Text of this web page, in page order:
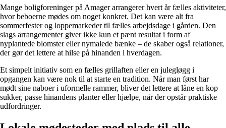
Mange boligforeninger på Amager arrangerer hvert år fælles aktiviteter,
hvor beboerne mødes om noget konkret. Det kan være alt fra
sommerfester og loppemarkeder til fælles arbejdsdage i gården. Den
slags arrangementer giver ikke kun et pænt resultat i form af
nyplantede blomster eller nymalede bænke – de skaber også relationer,
der gør det lettere at hilse på hinanden i hverdagen.
Et simpelt initiativ som en fælles grillaften eller en julegløgg i
opgangen kan være nok til at starte en tradition. Når man først har
mødt sine naboer i uformelle rammer, bliver det lettere at låne en kop
sukker, passe hinandens planter eller hjælpe, når der opstår praktiske
udfordringer.